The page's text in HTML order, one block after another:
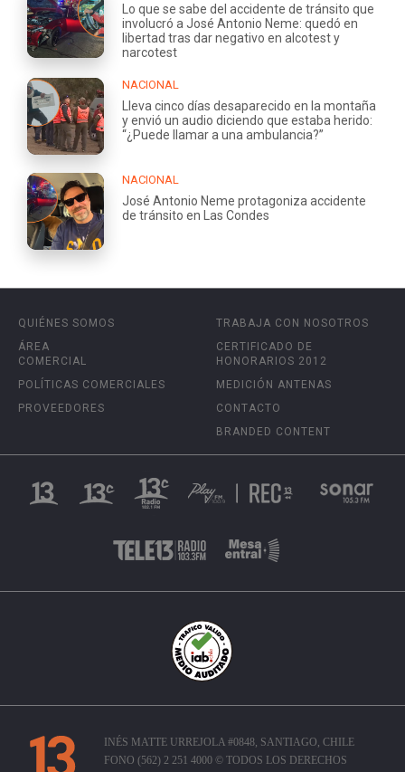
Lo que se sabe del accidente de tránsito que
involucró a José Antonio Neme: quedó en
libertad tras dar negativo en alcotest y
narcotest
NACIONAL
Lleva cinco días desaparecido en la montaña
y envió un audio diciendo que estaba herido:
“¿Puede llamar a una ambulancia?”
NACIONAL
José Antonio Neme protagoniza accidente
de tránsito en Las Condes
QUIÉNES SOMOS
ÁREA
COMERCIAL
POLÍTICAS COMERCIALES
PROVEEDORES
TRABAJA CON NOSOTROS
CERTIFICADO DE
HONORARIOS 2012
MEDICIÓN ANTENAS
CONTACTO
BRANDED CONTENT
INÉS MATTE URREJOLA #0848, SANTIAGO, CHILE
FONO (562) 2 251 4000 © TODOS LOS DERECHOS